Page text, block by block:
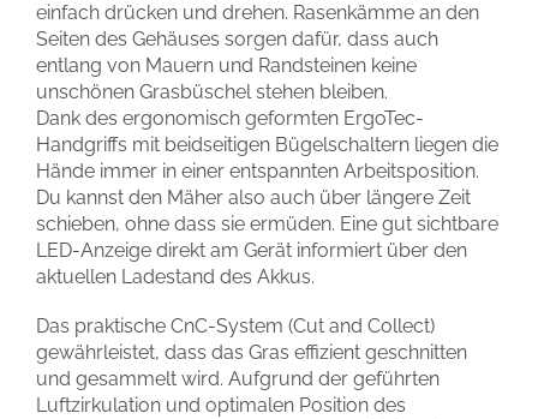
einfach drücken und drehen. Rasenkämme an den
Seiten des Gehäuses sorgen dafür, dass auch
entlang von Mauern und Randsteinen keine
unschönen Grasbüschel stehen bleiben.
Dank des ergonomisch geformten ErgoTec-
Handgriffs mit beidseitigen Bügelschaltern liegen die
Hände immer in einer entspannten Arbeitsposition.
Du kannst den Mäher also auch über längere Zeit
schieben, ohne dass sie ermüden. Eine gut sichtbare
LED-Anzeige direkt am Gerät informiert über den
aktuellen Ladestand des Akkus.
Das praktische CnC-System (Cut and Collect)
gewährleistet, dass das Gras effizient geschnitten
und gesammelt wird. Aufgrund der geführten
Luftzirkulation und optimalen Position des